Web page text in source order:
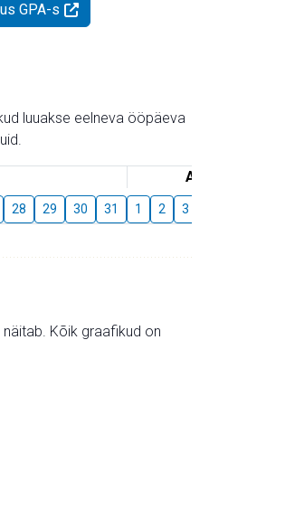
GPA-s
luuakse eelneva ööpäeva
August
28 29 30 31 1 2 3
Kõik graafikud on